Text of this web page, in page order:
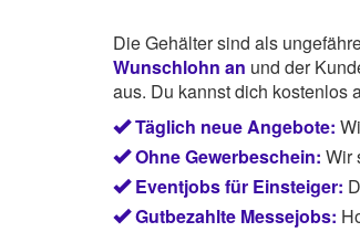
Die Gehälter sind als
Wunschlohn an und der
aus. Du kannst dich kostenlos
Täglich neue Angebote:
Ohne Gewerbeschein: Wir
Eventjobs für Einsteiger:
Gutbezahlte Messejobs: